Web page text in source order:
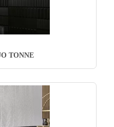
TONNE